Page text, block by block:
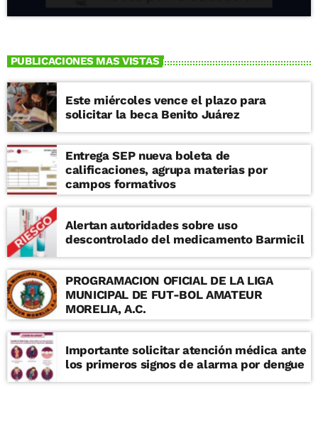
Evolucionadas, Altas Energías, Dinámica y
participa en la formación de recursos
humanos de alto nivel, y mantiene un
estrecho contacto con la sociedad a
través de diversos programas de
divulgación.
PUBLICACIONES MAS VISTAS
Este miércoles vence el plazo para
solicitar la beca Benito Juárez
Entrega SEP nueva boleta de
calificaciones, agrupa materias por
campos formativos
Alertan autoridades sobre uso
descontrolado del medicamento Barmicil
PROGRAMACION OFICIAL DE LA LIGA
MUNICIPAL DE FUT-BOL AMATEUR
MORELIA, A.C.
Importante solicitar atención médica ante
los primeros signos de alarma por dengue